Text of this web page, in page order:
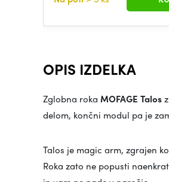
OPIS IZDELKA
Zglobna roka MOFAGE Talos
delom, končni modul pa je
Talos je magic arm, zgrajen
Roka zato ne popusti